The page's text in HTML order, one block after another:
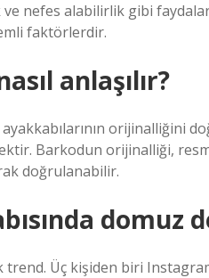
nefes alabilirlik gibi
faktörlerdir.
anlaşılır?
orijinalliğini
Barkodun orijinalliği,
doğrulanabilir.
domuz
trend. Üç kişiden biri